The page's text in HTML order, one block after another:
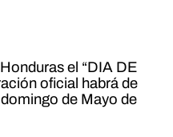
el “DIA DE
oficial habrá de
de Mayo de